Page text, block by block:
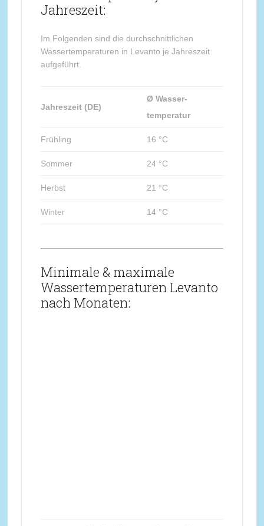
Jahreszeit:
Im Folgenden sind die durchschnittlichen
Wassertemperaturen in Levanto je Jahreszeit
aufgeführt.
Jahreszeit (DE)
Ø Wasser-
temperatur
Frühling 16 °C
Sommer 24 °C
Herbst 21 °C
Winter 14 °C
Minimale & maximale
Wassertemperaturen Levanto
nach Monaten: